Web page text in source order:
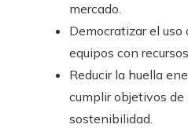
mercado.
Democratizar el uso
equipos con
Reducir la huella
cumplir objetivos de
sostenibilidad.